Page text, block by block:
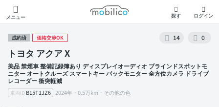
メニュー
モビリコ
探す ログイン
成約済 価格交渉OK 14 0
トヨタ アクア X
美品 禁煙車 整備記録簿あり ディスプレイオーディオ ブラインドスポットモ
ニター オートクルーズ スマートキー バックモニター 全方位カメラ ドライブ
レコーダー 衝突軽減
車両ID B15T1JZ6 2024年・0.5万km・その他の色
外装 左前